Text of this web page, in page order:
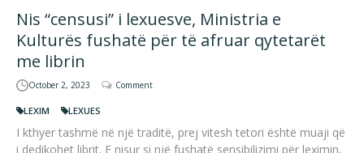
Nis “censusi” i lexuesve, Ministria e
Kulturës fushatë për të afruar qytetarët
me librin
October 2, 2023 Comment
LEXIM LEXUES
I kthyer tashmë në një traditë, prej vitesh tetori është muaji që
i dedikohet librit. E nisur si një fushatë sensibilizimi për leximin,